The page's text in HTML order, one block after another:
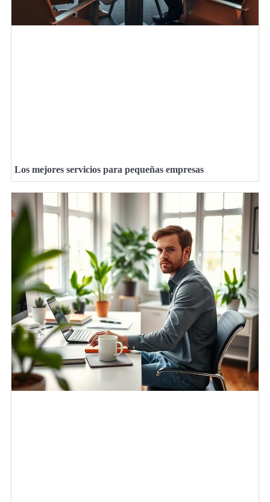
Los mejores servicios para pequeñas empresas